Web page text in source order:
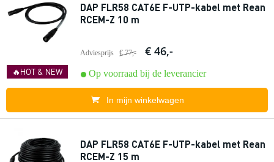
🔥HOT & NEW
DAP FLR58 CAT6E F-UTP-kabel met Rean
RCEM-Z 10 m
Adviesprijs € 77,- € 46,-
Op voorraad bij de leverancier
In mijn winkelwagen
DAP FLR58 CAT6E F-UTP-kabel met Rean
RCEM-Z 15 m